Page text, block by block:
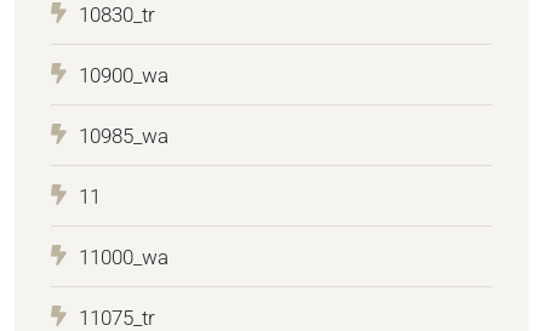
10830_tr
10900_wa
10985_wa
11
11000_wa
11075_tr